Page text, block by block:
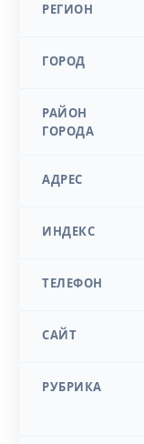
РЕГИОН
ГОРОД
РАЙОН
ГОРОДА
АДРЕС
ИНДЕКС
ТЕЛЕФОН
САЙТ
РУБРИКА